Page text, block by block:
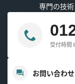
専門の技
受付時間
お問い合わせ